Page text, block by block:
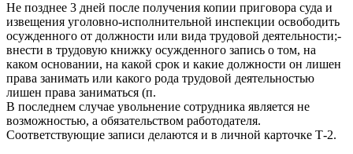
Не позднее 3 дней после получения копии приговора суда и
извещения уголовно-исполнительной инспекции освободить
осужденного от должности или вида трудовой деятельности;-
внести в трудовую книжку осужденного запись о том, на
каком основании, на какой срок и какие должности он лишен
права занимать или какого рода трудовой деятельностью
лишен права заниматься (п.
В последнем случае увольнение сотрудника является не
возможностью, а обязательством работодателя.
Соответствующие записи делаются и в личной карточке Т-2.